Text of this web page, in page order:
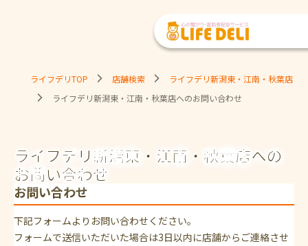
ライフデリTOP 店舗検索
ライフデリ新潟東・江南・秋葉店
ライフデリ新潟東・江南・秋葉店へのお問い合わせ
ライフデリ新潟東・江南・秋葉店への
お問い合わせ
お問い合わせ
下記フォームよりお問い合わせください。
フォームで送信いただいた場合は3日以内に店舗からご連絡させ